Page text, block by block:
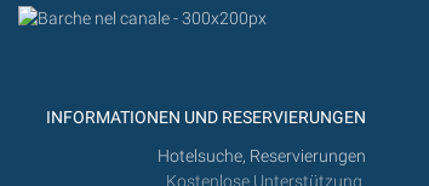
INFORMATIONEN UND RESERVIERUNGEN
Hotelsuche, Reservierungen